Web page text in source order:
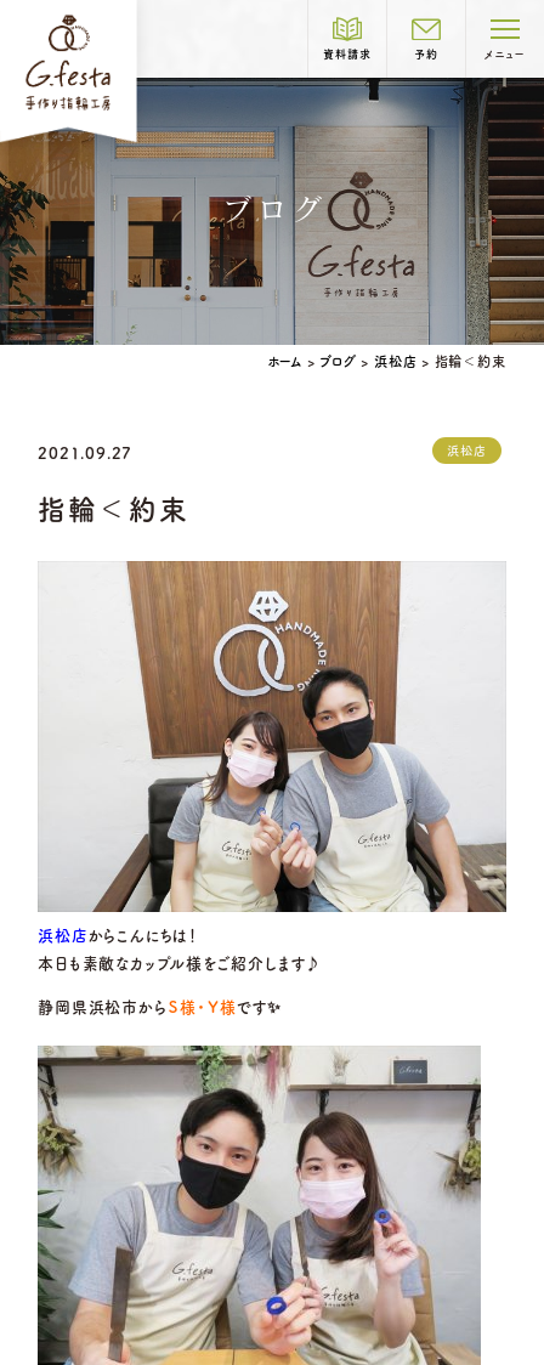
資料請求 予約 メニュー
G.festaについて
制作コース紹介
COURSE
結婚指輪 婚約指輪
ベビーリング
デザイン事例
よくある質問
お店を探す
資料請求
ブログ・新着情報
ブログ
ホーム > ブログ >浜松店 > 指輪＜約束
2021.09.27 浜松店
指輪＜約束
浜松店 からこんにちは！
本日も素敵なカップル様をご紹介します♪
静岡県浜松市から Ｓ様・Ｙ様です✨
営業時間
第2・第4火曜日・毎週水曜日
※祝日の場合は営業
岡崎店 TEL.0564-74-8033
営業時間 10:00〜18:30
定休日
火曜日・水曜日
※祝日の場合は営業
三重店 TEL.059-392-6577
営業時間 10:00〜18:30
定休日
火曜日・水曜日
※祝日の場合は営業
浜松店 TEL.053-455-2177